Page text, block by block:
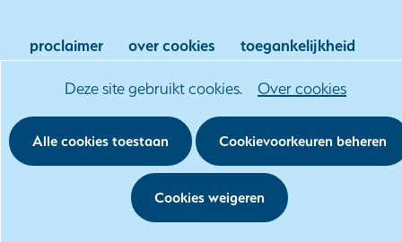
Cookies
toestaan?
Deze site gebruikt cookies. Over cookies
kan
het
gebruik
Alle cookies toestaan Cookievoorkeuren beheren
Cookies weigeren
een
andere
(verwijst
een
andere
website)
venster)
(verwijst
een
andere
website)
proclaimer over cookies
toegankelijkheid
klachtenprocedure